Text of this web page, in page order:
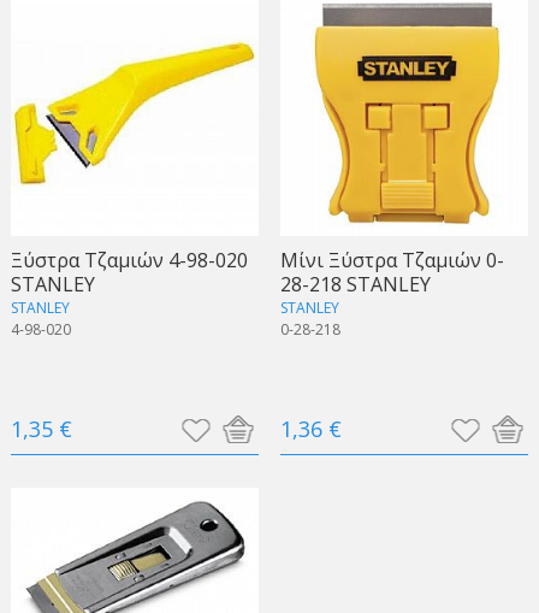
Ξύστρα Τζαμιών 4-98-020
STANLEY
STANLEY
4-98-020
1,35 €
Μίνι Ξύστρα Τζαμιών 0-
28-218 STANLEY
STANLEY
0-28-218
1,36 €